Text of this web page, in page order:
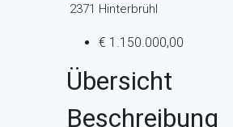
2371 Hinterbrühl
€ 1.150.000,00
Übersicht
Beschreibung